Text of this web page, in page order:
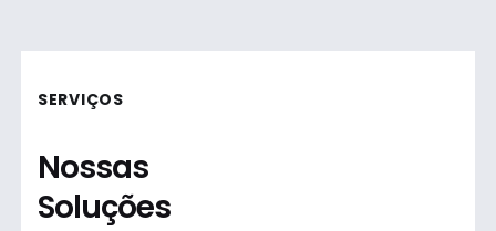
SERVIÇOS
Nossas
Soluções